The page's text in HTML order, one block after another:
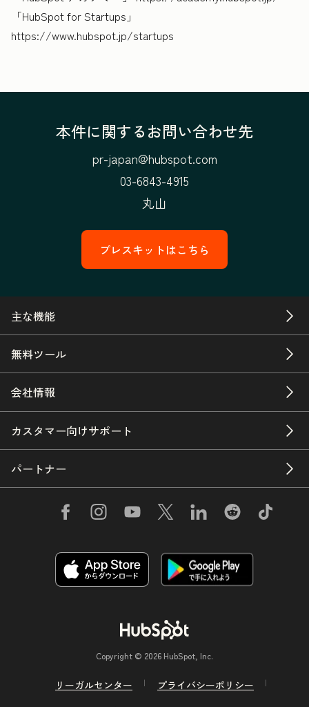
「HubSpot for Startups」
https://www.hubspot.jp/startups
本件に関するお問い合わせ先
pr-japan@hubspot.com
03-6843-4915
丸山
プレスキットはこちら
主な機能
無料ツール
会社情報
カスタマー向けサポート
パートナー
Copyright © 2026 HubSpot, Inc.
リーガルセンター
プライバシーポリシー